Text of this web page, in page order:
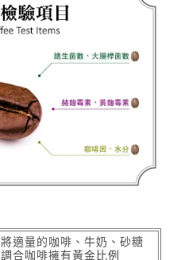
適量的咖啡、牛奶、砂糖
合咖啡擁有黃金比例